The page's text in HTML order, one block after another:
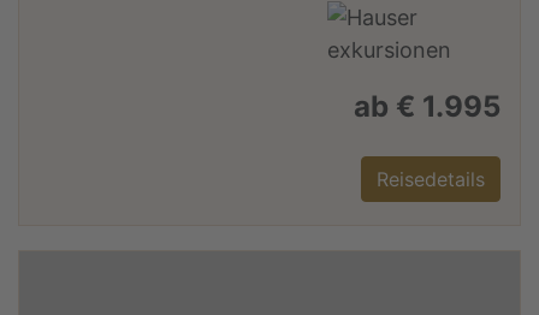
ab € 1.995
Reisedetails